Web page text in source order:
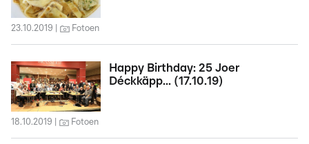
23.10.2019 Fotoen
Happy Birthday: 25 Joer
Déckkäpp... (17.10.19)
18.10.2019 Fotoen